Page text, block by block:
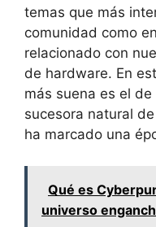
temas que más
comunidad como
relacionado con
de hardware. En
más suena es el de
sucesora natural
ha marcado una
Qué es
universo